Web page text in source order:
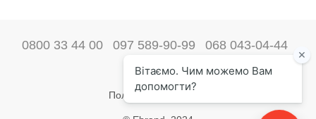
0800 33 44 00 097 589-90-99 068 043-04-44
Наши контакты
Полная версия сайта